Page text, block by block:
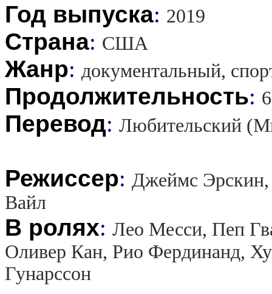
Год выпуска: 2019
Страна: США
Жанр: документальный,
Продолжительность:
Перевод: Любительский
Режиссер: Джеймс
Вайл
В ролях: Лео Месси, Пеп
Оливер Кан, Рио Фердинанд,
Гунарссон